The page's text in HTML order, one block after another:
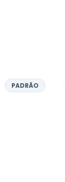
PADRÃO